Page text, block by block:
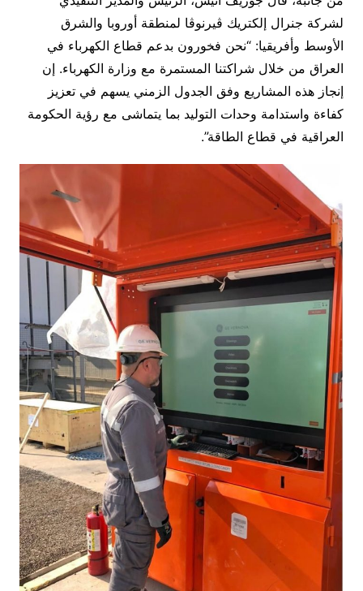
لشركة جنرال إلكتريك ڤيرنوڤا لمنطقة أوروبا والشرق
الأوسط وأفريقيا: “نحن فخورون بدعم قطاع الكهرباء في
العراق من خلال شراكتنا المستمرة مع وزارة الكهرباء. إن
إنجاز هذه المشاريع وفق الجدول الزمني يسهم في تعزيز
كفاءة واستدامة وحدات التوليد بما يتماشى مع رؤية الحكومة
العراقية في قطاع الطاقة”.